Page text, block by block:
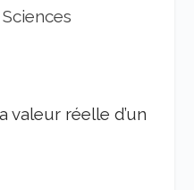
valeur réelle d’un